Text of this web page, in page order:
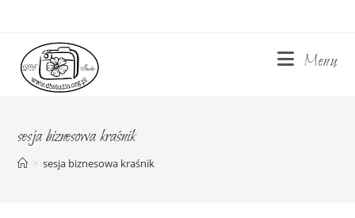
content
Menu
sesja biznesowa kraśnik
> sesja biznesowa kraśnik